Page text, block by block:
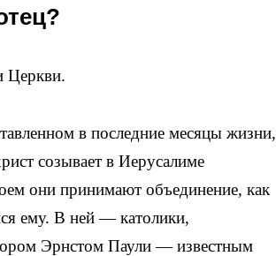
Церкви.
в последние месяцы жизни,
созывает в Иерусалиме
они принимают объединение, как
ему. В ней — католики,
Эрнстом Паули — известным